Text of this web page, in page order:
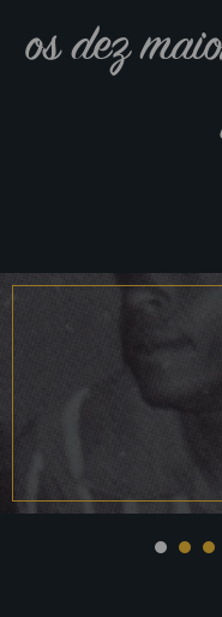
os dez